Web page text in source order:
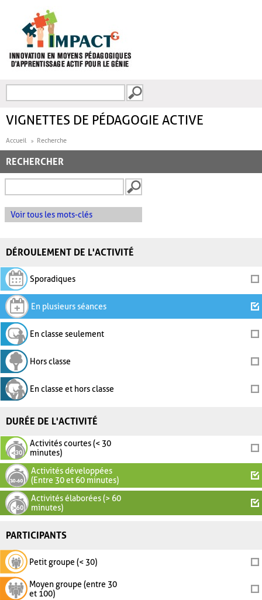
FORMULAIRE DE
VIGNETTES DE PÉDAGOGIE ACTIVE
Accueil Recherche
RECHERCHER
Voir tous les mots-clés
DÉROULEMENT DE L'ACTIVITÉ
Sporadiques
En plusieurs séances
En classe seulement
Hors classe
En classe et hors classe
DURÉE DE L'ACTIVITÉ
Activités courtes (< 30
minutes)
Activités développées
(Entre 30 et 60 minutes)
Activités élaborées (> 60
minutes)
PARTICIPANTS
Petit groupe (< 30)
Moyen groupe (entre 30
et 100)